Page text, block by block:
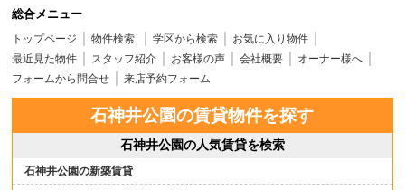
総合メニュー
トップページ 物件検索 学区から検索
お気に入り物件
最近見た物件
スタッフ紹介 お客様の声 会社概要
オーナー様へ
フォームから問合せ
来店予約フォーム
石神井公園の賃貸物件を探す
石神井公園の人気賃貸を検索
石神井公園の新築賃貸